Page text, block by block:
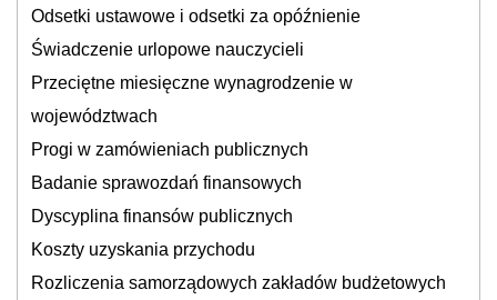
Odsetki ustawowe i odsetki za opóźnienie
Świadczenie urlopowe nauczycieli
Przeciętne miesięczne wynagrodzenie w
województwach
Progi w zamówieniach publicznych
Badanie sprawozdań finansowych
Dyscyplina finansów publicznych
Koszty uzyskania przychodu
Rozliczenia samorządowych zakładów budżetowych